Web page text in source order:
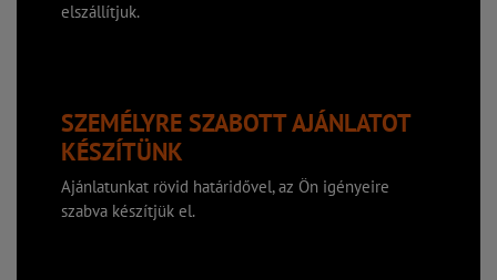
elszállítjuk.
SZEMÉLYRE SZABOTT AJÁNLATOT
KÉSZÍTÜNK
Ajánlatunkat rövid határidővel, az Ön igényeire
szabva készítjük el.